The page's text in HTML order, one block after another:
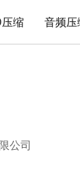
缩 音频压
公司